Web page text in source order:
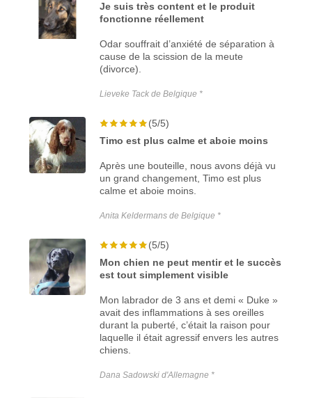
Je suis très content et le produit
fonctionne réellement
Odar souffrait d’anxiété de séparation à
cause de la scission de la meute
(divorce).
Lieveke Tack de Belgique *
(5/5)
Timo est plus calme et aboie moins
Après une bouteille, nous avons déjà vu
un grand changement, Timo est plus
calme et aboie moins.
Anita Keldermans de Belgique *
(5/5)
Mon chien ne peut mentir et le succès
est tout simplement visible
Mon labrador de 3 ans et demi « Duke »
avait des inflammations à ses oreilles
durant la puberté, c’était la raison pour
laquelle il était agressif envers les autres
chiens.
Dana Sadowski d'Allemagne *